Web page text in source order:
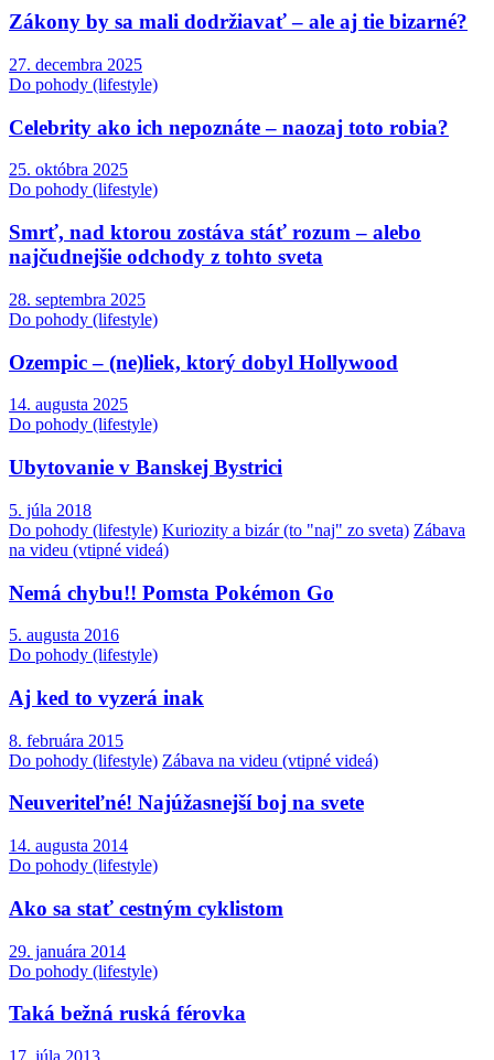
Zákony by sa mali dodržiavať – ale aj tie bizarné?
27. decembra 2025
Do pohody (lifestyle)
Celebrity ako ich nepoznáte – naozaj toto robia?
25. októbra 2025
Do pohody (lifestyle)
Smrť, nad ktorou zostáva stáť rozum – alebo
najčudnejšie odchody z tohto sveta
28. septembra 2025
Do pohody (lifestyle)
Ozempic – (ne)liek, ktorý dobyl Hollywood
14. augusta 2025
Do pohody (lifestyle)
Ubytovanie v Banskej Bystrici
5. júla 2018
Do pohody (lifestyle) Kuriozity a bizár (to "naj" zo sveta) Zábava
na videu (vtipné videá)
Nemá chybu!! Pomsta Pokémon Go
5. augusta 2016
Do pohody (lifestyle)
Aj ked to vyzerá inak
8. februára 2015
Do pohody (lifestyle) Zábava na videu (vtipné videá)
Neuveriteľné! Najúžasnejší boj na svete
14. augusta 2014
Do pohody (lifestyle)
Ako sa stať cestným cyklistom
29. januára 2014
Do pohody (lifestyle)
Taká bežná ruská férovka
17. júla 2013